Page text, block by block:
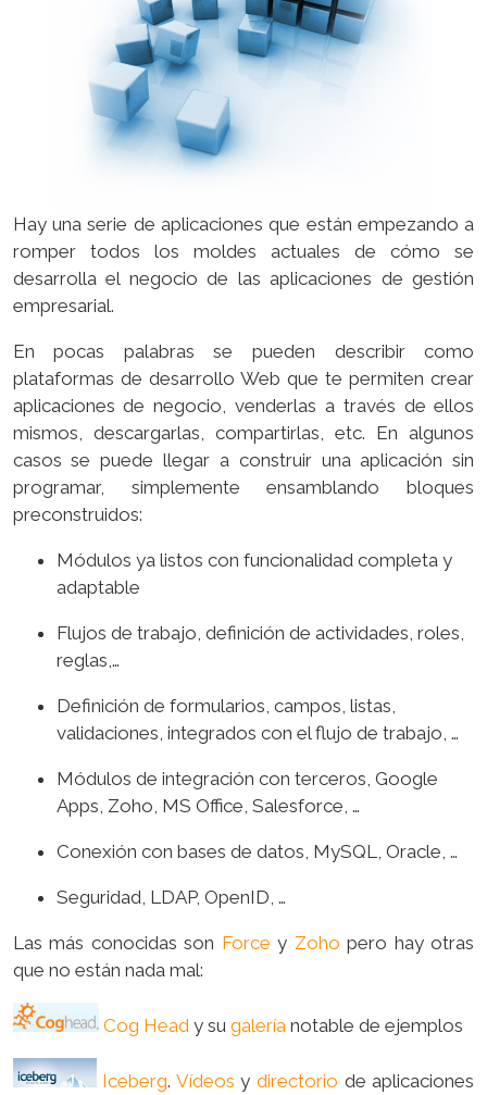
Hay una serie de aplicaciones que están empezando a
romper todos los moldes actuales de cómo se
desarrolla el negocio de las aplicaciones de gestión
empresarial.
En pocas palabras se pueden describir como
plataformas de desarrollo Web que te permiten crear
aplicaciones de negocio, venderlas a través de ellos
mismos, descargarlas, compartirlas, etc. En algunos
casos se puede llegar a construir una aplicación sin
programar, simplemente ensamblando bloques
preconstruidos:
Módulos ya listos con funcionalidad completa y
adaptable
Flujos de trabajo, definición de actividades, roles,
reglas,…
Definición de formularios, campos, listas,
validaciones, integrados con el flujo de trabajo, …
Módulos de integración con terceros, Google
Apps, Zoho, MS Office, Salesforce, …
Conexión con bases de datos, MySQL, Oracle, …
Seguridad, LDAP, OpenID, …
Las más conocidas son Force y Zoho pero hay otras
que no están nada mal:
Cog Head y su galería notable de ejemplos
Iceberg. Vídeos ydirectorio de aplicaciones